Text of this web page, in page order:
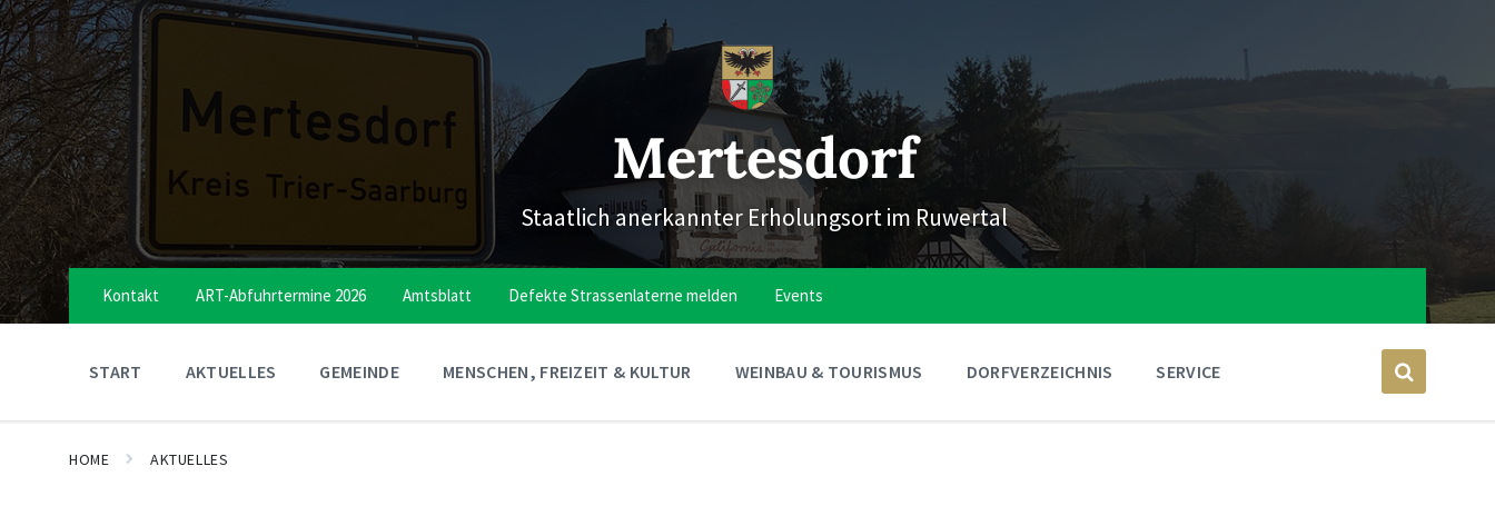
Skip
to
content
Skip
to
main
navigation
Skip
to
footer
Mertesdorf
Staatlich anerkannter Erholungsort im Ruwertal
Kontakt ART-Abfuhrtermine 2026 Amtsblatt Defekte Strassenlaterne melden Events
START AKTUELLES GEMEINDE MENSCHEN, FREIZEIT & KULTUR WEINBAU & TOURISMUS DORFVERZEICHNIS SERVICE
HOME AKTUELLES